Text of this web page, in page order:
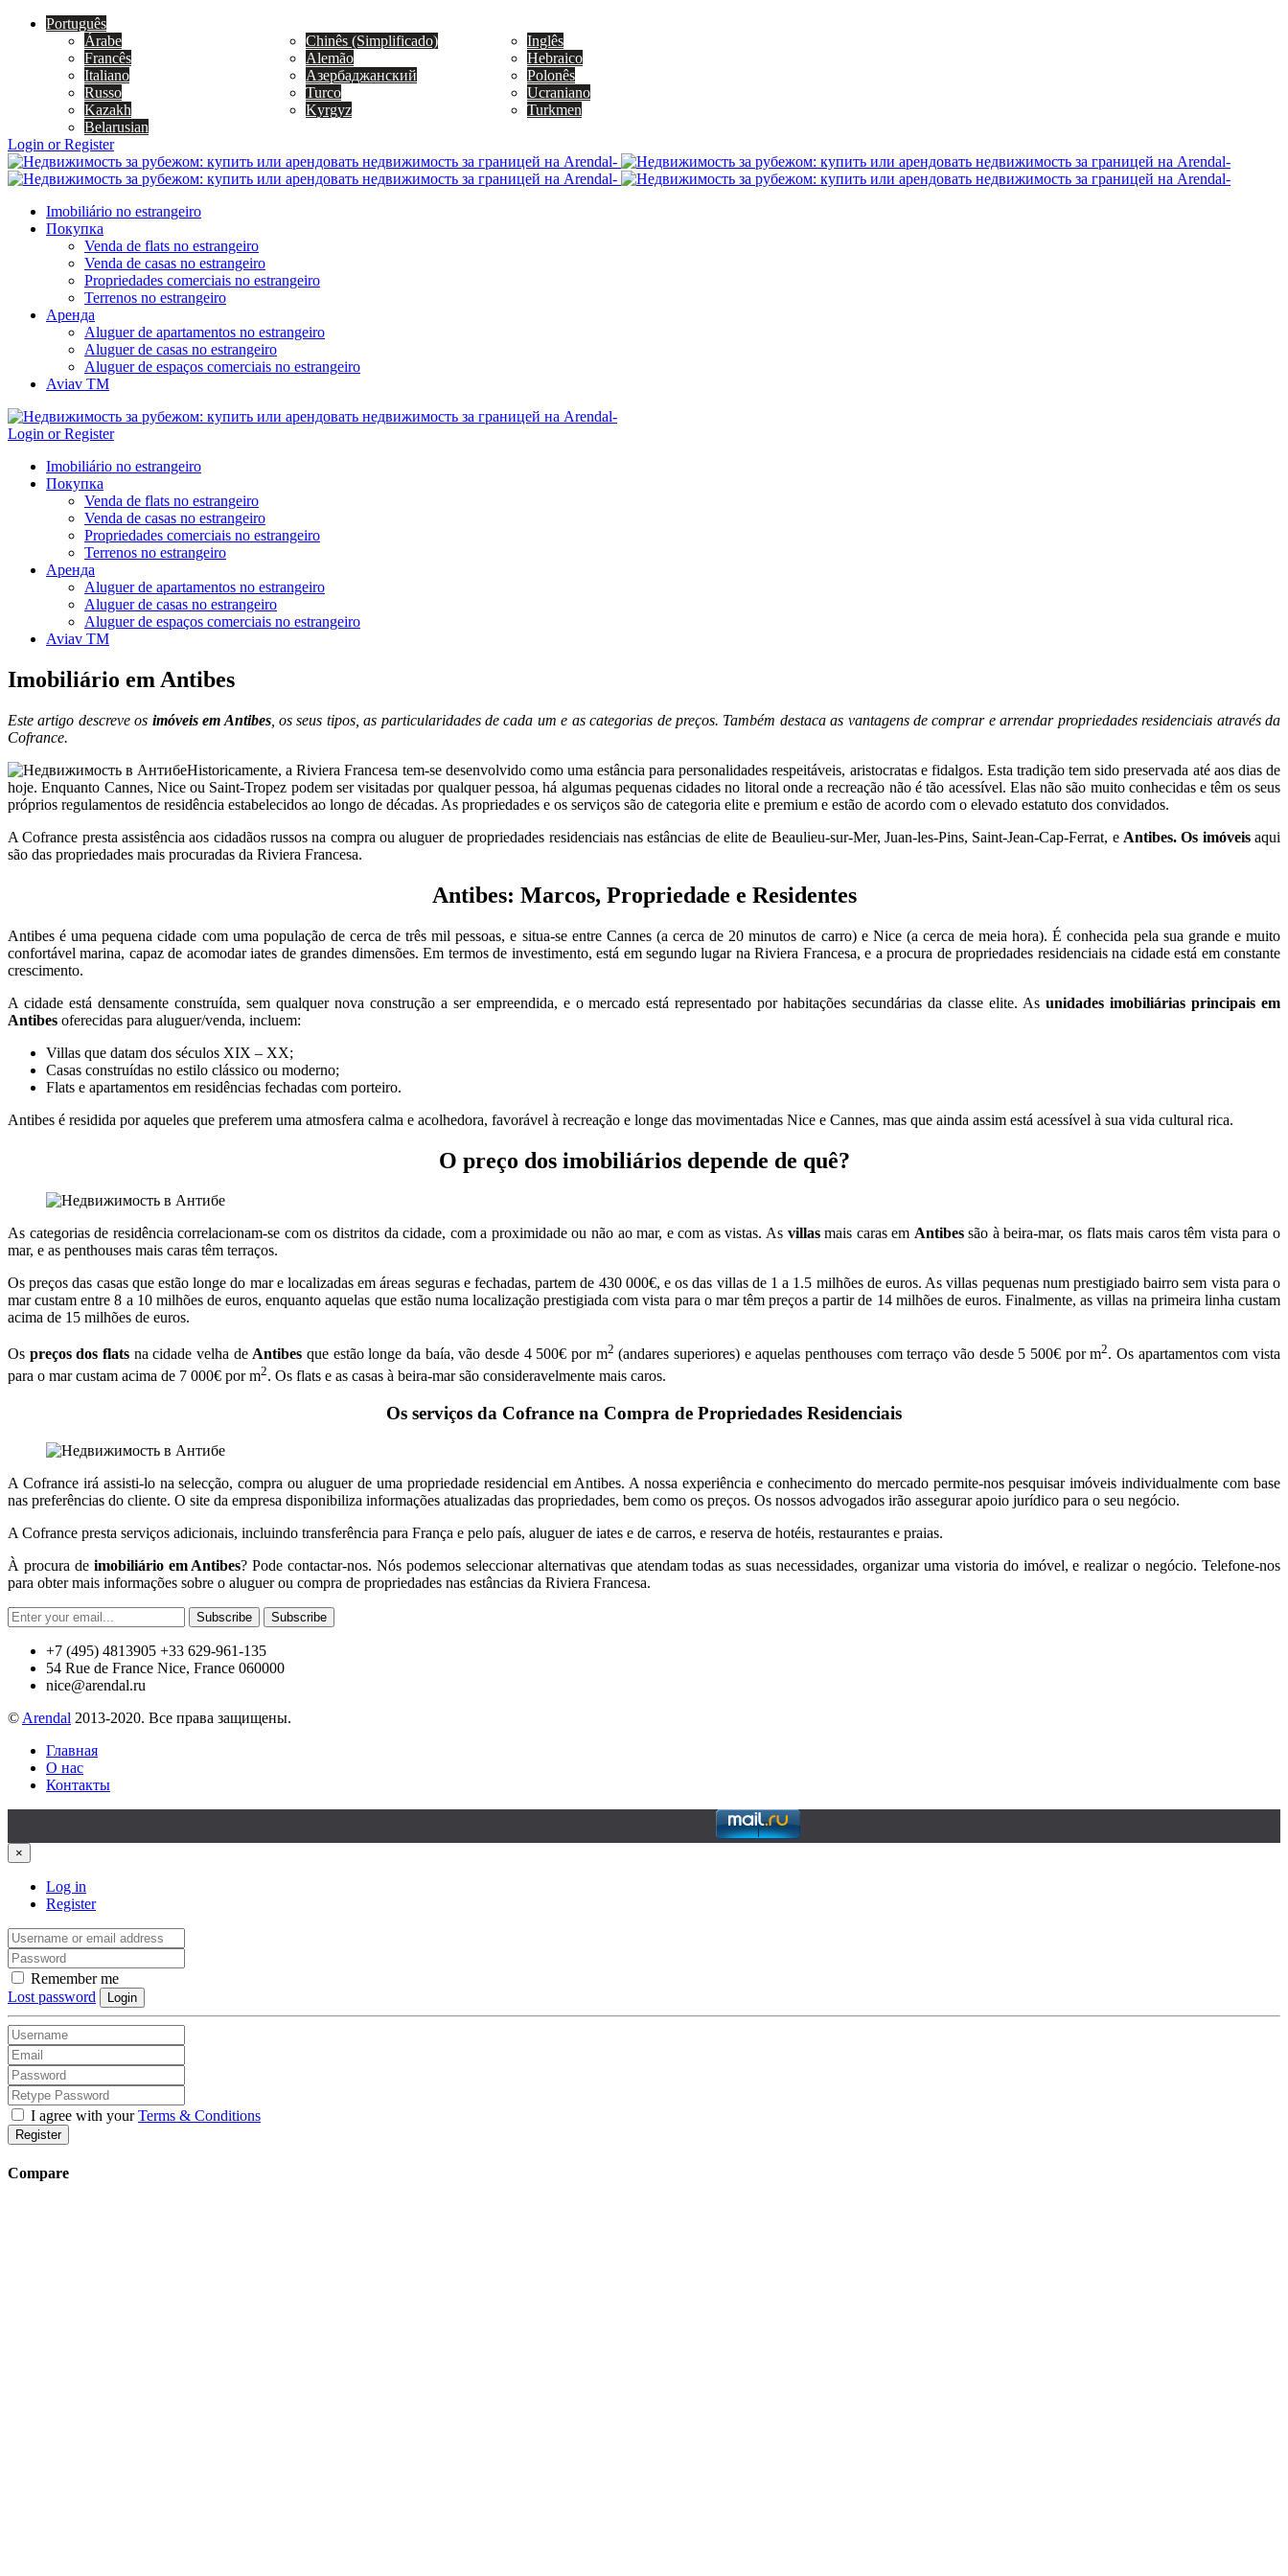
Português
Árabe
Chinês (Simplificado)
Inglês
Francês
Alemão
Hebraico
Italiano
Азербаджанский
Polonês
Russo
Turco
Ucraniano
Kazakh
Kyrgyz
Turkmen
Belarusian
Login or Register
Imobiliário no estrangeiro
Покупка
Venda de flats no estrangeiro
Venda de casas no estrangeiro
Propriedades comerciais no estrangeiro
Terrenos no estrangeiro
Аренда
Aluguer de apartamentos no estrangeiro
Aluguer de casas no estrangeiro
Aluguer de espaços comerciais no estrangeiro
Aviav TM
Login or Register
Imobiliário no estrangeiro
Покупка
Venda de flats no estrangeiro
Venda de casas no estrangeiro
Propriedades comerciais no estrangeiro
Terrenos no estrangeiro
Аренда
Aluguer de apartamentos no estrangeiro
Aluguer de casas no estrangeiro
Aluguer de espaços comerciais no estrangeiro
Aviav TM
Imobiliário em Antibes
Este artigo descreve os imóveis em Antibes, os seus tipos, as particularidades de cada um e as categorias de preços. Também destaca as vantagens de comprar e arrendar propriedades residenciais através da
Cofrance.
Historicamente, a Riviera Francesa tem-se desenvolvido como uma estância para personalidades respeitáveis, aristocratas e fidalgos. Esta tradição tem sido preservada até aos dias de
hoje. Enquanto Cannes, Nice ou Saint-Tropez podem ser visitadas por qualquer pessoa, há algumas pequenas cidades no litoral onde a recreação não é tão acessível. Elas não são muito conhecidas e têm os seus
próprios regulamentos de residência estabelecidos ao longo de décadas. As propriedades e os serviços são de categoria elite e premium e estão de acordo com o elevado estatuto dos convidados.
A Cofrance presta assistência aos cidadãos russos na compra ou aluguer de propriedades residenciais nas estâncias de elite de Beaulieu-sur-Mer, Juan-les-Pins, Saint-Jean-Cap-Ferrat, e Antibes. Os imóveisaqui
são das propriedades mais procuradas da Riviera Francesa.
Antibes: Marcos, Propriedade e Residentes
Antibes é uma pequena cidade com uma população de cerca de três mil pessoas, e situa-se entre Cannes (a cerca de 20 minutos de carro) e Nice (a cerca de meia hora). É conhecida pela sua grande e muito
confortável marina, capaz de acomodar iates de grandes dimensões. Em termos de investimento, está em segundo lugar na Riviera Francesa, e a procura de propriedades residenciais na cidade está em constante
crescimento.
A cidade está densamente construída, sem qualquer nova construção a ser empreendida, e o mercado está representado por habitações secundárias da classe elite. Asunidades imobiliárias principais em
Antibes oferecidas para aluguer/venda, incluem:
Villas que datam dos séculos XIX – XX;
Casas construídas no estilo clássico ou moderno;
Flats e apartamentos em residências fechadas com porteiro.
Antibes é residida por aqueles que preferem uma atmosfera calma e acolhedora, favorável à recreação e longe das movimentadas Nice e Cannes, mas que ainda assim está acessível à sua vida cultural rica.
O preço dos imobiliários depende de quê?
As categorias de residência correlacionam-se com os distritos da cidade, com a proximidade ou não ao mar, e com as vistas. As villasmais caras em Antibessão à beira-mar, os flats mais caros têm vista para o
mar, e as penthouses mais caras têm terraços.
Os preços das casas que estão longe do mar e localizadas em áreas seguras e fechadas, partem de 430 000€, e os das villas de 1 a 1.5 milhões de euros. As villas pequenas num prestigiado bairro sem vista para o
mar custam entre 8 a 10 milhões de euros, enquanto aquelas que estão numa localização prestigiada com vista para o mar têm preços a partir de 14 milhões de euros. Finalmente, as villas na primeira linha custam
acima de 15 milhões de euros.
Os preços dos flats na cidade velha deAntibes que estão longe da baía, vão desde 4 500€ por m2 (andares superiores) e aquelas penthouses com terraço vão desde 5 500€ por m2. Os apartamentos com vista
para o mar custam acima de 7 000€ por m2. Os flats e as casas à beira-mar são consideravelmente mais caros.
Os serviços da Cofrance na Compra de Propriedades Residenciais
A Cofrance irá assisti-lo na selecção, compra ou aluguer de uma propriedade residencial em Antibes. A nossa experiência e conhecimento do mercado permite-nos pesquisar imóveis individualmente com base
nas preferências do cliente. O site da empresa disponibiliza informações atualizadas das propriedades, bem como os preços. Os nossos advogados irão assegurar apoio jurídico para o seu negócio.
A Cofrance presta serviços adicionais, incluindo transferência para França e pelo país, aluguer de iates e de carros, e reserva de hotéis, restaurantes e praias.
À procura de imobiliário em Antibes? Pode contactar-nos. Nós podemos seleccionar alternativas que atendam todas as suas necessidades, organizar uma vistoria do imóvel, e realizar o negócio. Telefone-nos
para obter mais informações sobre o aluguer ou compra de propriedades nas estâncias da Riviera Francesa.
Subscribe Subscribe
+7 (495) 4813905 +33 629-961-135
54 Rue de France Nice, France 060000
nice@arendal.ru
© Arendal 2013-2020. Все права защищены.
Главная
О нас
Контакты
×
Log in
Register
Remember me
Lost password
Login
I agree with yourTerms & Conditions
Register
Compare